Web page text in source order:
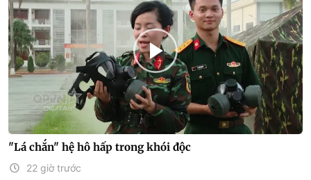
"Lá chắn" hệ hô hấp trong khói độc
22 giờ trước